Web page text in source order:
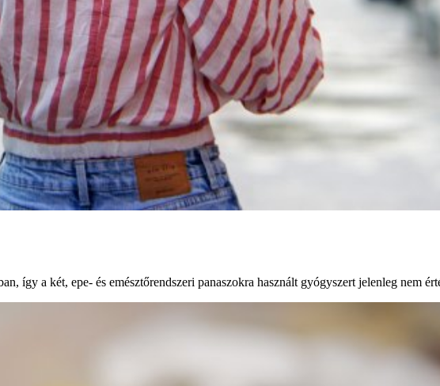
így a két, epe- és emésztőrendszeri panaszokra használt gyógyszert jelenleg nem